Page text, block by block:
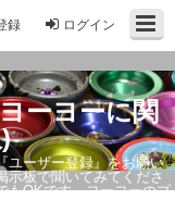
ログイン
録
ーヨーに関
ユーザー登録』をお願い
示板で聞いてみてくださ
もOKです。ヨーヨーのプ